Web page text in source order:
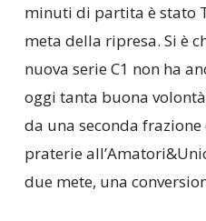
minuti di partita è stato
meta della ripresa. Si è
nuova serie C1 non ha
oggi tanta buona
da una seconda
praterie
due mete, una